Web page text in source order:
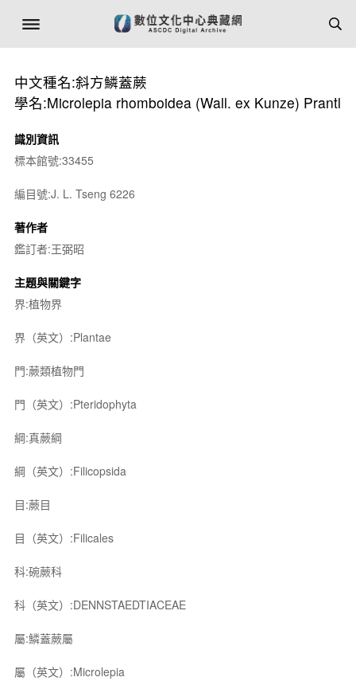
中文種名:斜方鱗蓋蕨
學名:Microlepia rhomboidea (Wall. ex Kunze) Prantl
識別資訊
標本館號:33455
編目號:J. L. Tseng 6226
著作者
鑑訂者:王弼昭
主題與關鍵字
界:植物界
界（英文）:Plantae
門:蕨類植物門
門（英文）:Pteridophyta
綱:真蕨綱
綱（英文）:Filicopsida
目:蕨目
目（英文）:Filicales
科:碗蕨科
科（英文）:DENNSTAEDTIACEAE
屬:鱗蓋蕨屬
屬（英文）:Microlepia